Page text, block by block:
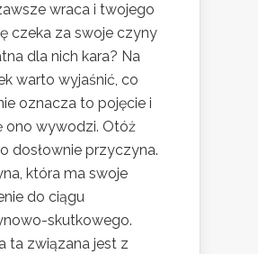
wraca i twojego
czeka za swoje czyny
dla nich kara? Na
warto wyjaśnić, co
oznacza to pojęcie i
ono wywodzi. Otóż
dosłownie przyczyna.
która ma swoje
do ciągu
skutkowego.
ta związana jest z